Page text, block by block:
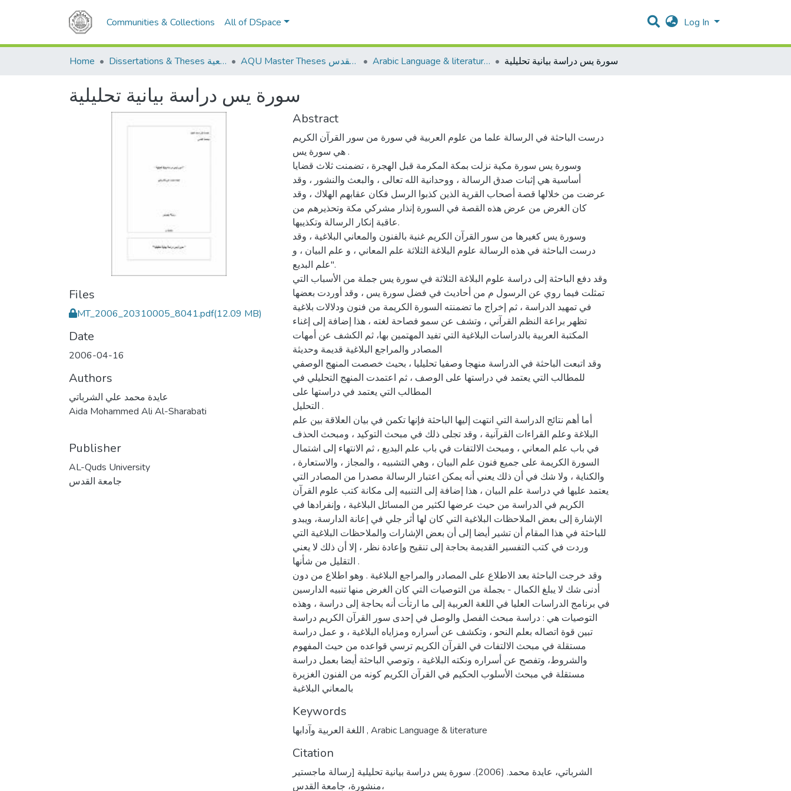
Communities & Collections All of DSpace Log In
Home Dissertations & Theses الرسائل الجامعية AQU Master Theses الرسائل الجامعية الخاصة بجامعة القدس Arabic Language & literature اللغة العربية وآدابها سورة يس دراسة بيانية تحليلية
سورة يس دراسة بيانية تحليلية
Files
MT_2006_20310005_8041.pdf(12.09 MB)
Date
2006-04-16
Authors
عايدة محمد علي الشرباتي
Aida Mohammed Ali Al-Sharabati
Publisher
AL-Quds University
جامعة القدس
Abstract
درست الباحثة في الرسالة علما من علوم العربية في سورة من سور القرآن الكريم
هي سورة يس .
وسورة يس سورة مكية نزلت بمكة المكرمة قبل الهجرة ، تضمنت ثلاث قضايا
أساسية هي إثبات صدق الرسالة ، ووحدانية الله تعالى ، والبعث والنشور ، وقد
عرضت من خلالها قصة أصحاب القرية الذين كذبوا الرسل فكان عقابهم الهلاك ، وقد
كان الغرض من عرض هذه القصة في السورة إنذار مشركي مكة وتحذيرهم من
عاقبة إنكار الرسالة وتكذيبها.
وسورة يس كغيرها من سور القرآن الكريم غنية بالفنون والمعاني البلاغية ، وقد
درست الباحثة في هذه الرسالة علوم البلاغة الثلاثة علم المعاني ، و علم البيان ، و
علم البديع".
وقد دفع الباحثة إلى دراسة علوم البلاغة الثلاثة في سورة يس جملة من الأسباب التي
تمثلت فيما روي عن الرسول م من أحاديث في فضل سورة يس ، وقد أوردت بعضها
في تمهيد الدراسة ، ثم إخراج ما تضمنته السورة الكريمة من فنون ودلالات بلاغية
تظهر براعة النظم القرآني ، وتشف عن سمو فصاحة لغته ، هذا إضافة إلى إغناء
المكتبة العربية بالدراسات البلاغية التي تفيد المهتمين بها، ثم الكشف عن أمهات
المصادر والمراجع البلاغية قديمة وحديثة
وقد اتبعت الباحثة في الدراسة منهجا وصفيا تحليليا ، بحيث خصصت المنهج الوصفي
للمطالب التي يعتمد في دراستها على الوصف ، ثم اعتمدت المنهج التحليلي في
المطالب التي يعتمد في دراستها على
التحليل .
أما أهم نتائج الدراسة التي انتهت إليها الباحثة فإنها تكمن في بيان العلاقة بين علم
البلاغة وعلم القراءات القرآنية ، وقد تجلى ذلك في مبحث التوكيد ، ومبحث الحذف
في باب علم المعاني ، ومبحث الالتفات في باب علم البديع ، ثم الانتهاء إلى اشتمال
السورة الكريمة على جميع فنون علم البيان ، وهي التشبيه ، والمجاز ، والاستعارة ،
والكناية ، ولا شك في أن ذلك يعني أنه يمكن اعتبار الرسالة مصدرا من المصادر التي
يعتمد عليها في دراسة علم البيان ، هذا إضافة إلى التنبيه إلى مكانة كتب علوم القرآن
الكريم في الدراسة من حيث عرضها لكثير من المسائل البلاغية ، وإنفرادها في
الإشارة إلى بعض الملاحظات البلاغية التي كان لها أثر جلي في إعانة الدارسة، ويبدو
للباحثة في هذا المقام أن تشير أيضا إلى أن بعض الإشارات والملاحظات البلاغية التي
وردت في كتب التفسير القديمة بحاجة إلى تنقيح وإعادة نظر ، إلا أن ذلك لا يعني
التقليل من شأنها .
وقد خرجت الباحثة بعد الاطلاع على المصادر والمراجع البلاغية . وهو اطلاع من دون
أدنى شك لا يبلغ الكمال - بجملة من التوصيات التي كان الغرض منها تنبيه الدارسين
في برنامج الدراسات العليا في اللغة العربية إلى ما ارتأت أنه بحاجة إلى دراسة ، وهذه
التوصيات هي : دراسة مبحث الفصل والوصل في إحدى سور القرآن الكريم دراسة
تبين قوة اتصاله بعلم النحو ، وتكشف عن أسراره ومزاياه البلاغية ، و عمل دراسة
مستقلة في مبحث الالتفات في القرآن الكريم ترسي قواعده من حيث المفهوم
والشروط، وتفصح عن أسراره ونكته البلاغية ، وتوصي الباحثة أيضا بعمل دراسة
مستقلة في مبحث الأسلوب الحكيم في القرآن الكريم كونه من الفنون الغزيرة
بالمعاني البلاغية
Keywords
, Arabic Language & literature
Citation
الشرباتي، عايدة محمد. (2006). سورة يس دراسة بيانية تحليلية [رسالة ماجستير
منشورة، جامعة القدس،